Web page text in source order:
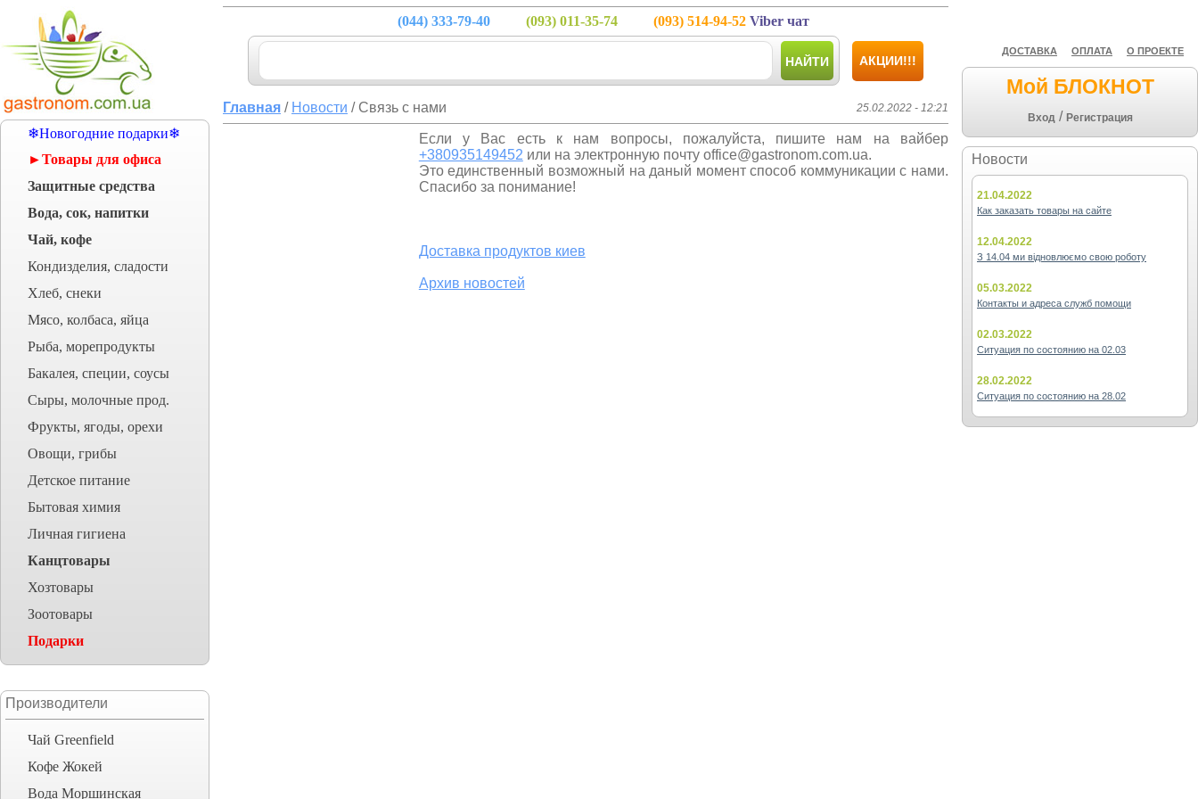
❄Новогодние подарки❄
►Товары для офиса
Защитные средства
Вода, сок, напитки
Чай, кофе
Кондизделия, сладости
Хлеб, снеки
Мясо, колбаса, яйца
Рыба, морепродукты
Бакалея, специи, соусы
Сыры, молочные прод.
Фрукты, ягоды, орехи
Овощи, грибы
Детское питание
Бытовая химия
Личная гигиена
Канцтовары
Хозтовары
Зоотовары
Подарки
Производители
Чай Greenfield
Кофе Жокей
Вода Моршинская
ДОСТАВКА ОПЛАТА О ПРОЕКТЕ
Мой БЛОКНОТ
Вход / Регистрация
Новости
21.04.2022
Как заказать товары на сайте
12.04.2022
З 14.04 ми відновлюємо свою роботу
05.03.2022
Контакты и адреса служб помощи
02.03.2022
Ситуация по состоянию на 02.03
28.02.2022
Ситуация по состоянию на 28.02
(044) 333-79-40 (093) 011-35-74 (093) 514-94-52 Viber чат
НАЙТИ АКЦИИ!!!
Главная / Новости / Связь с нами 25.02.2022 - 12:21
Если у Вас есть к нам вопросы, пожалуйста, пишите нам на вайбер
+380935149452 или на электронную почту office@gastronom.com.ua.
Это единственный возможный на даный момент способ коммуникации с нами.
Спасибо за понимание!
Доставка продуктов киев
Архив новостей